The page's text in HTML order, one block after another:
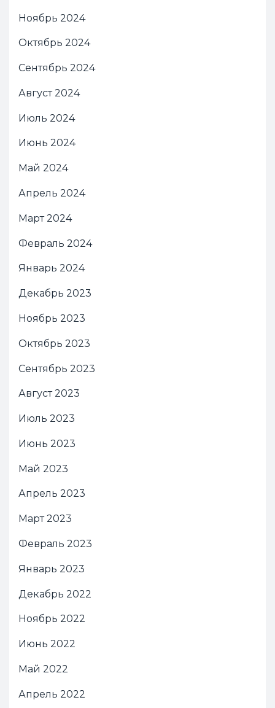
Ноябрь 2024
Октябрь 2024
Сентябрь 2024
Август 2024
Июль 2024
Июнь 2024
Май 2024
Апрель 2024
Март 2024
Февраль 2024
Январь 2024
Декабрь 2023
Ноябрь 2023
Октябрь 2023
Сентябрь 2023
Август 2023
Июль 2023
Июнь 2023
Май 2023
Апрель 2023
Март 2023
Февраль 2023
Январь 2023
Декабрь 2022
Ноябрь 2022
Июнь 2022
Май 2022
Апрель 2022